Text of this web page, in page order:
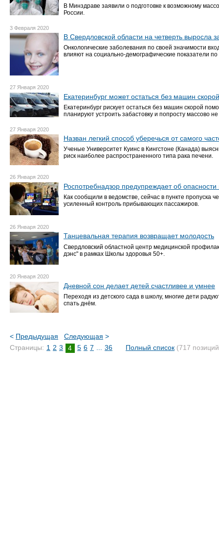
В Минздраве заявили о подготовке к возможному
России.
3 Февраля 2020
В Свердловской области на четверть выросла
Онкологические заболевания по своей значимости
влияют на социально-демографические показатели по
27 Января 2020
Екатеринбург может остаться без машин
Екатеринбург рискует остаться без машин скорой
планируют устроить забастовку и попросту массово
27 Января 2020
Назван легкий способ уберечься от самого
Ученые Университет Куинс в Кингстоне (Канада)
риск наиболее распространенного типа рака печени.
26 Января 2020
Роспотребнадзор предупреждает об
Как сообщили в ведомстве, сейчас в пункте пропуска
усиленный контроль прибывающих пассажиров.
26 Января 2020
Танцевальная терапия возвращает молодость
Свердловский областной центр медицинской
дэнс" в рамках Школы здоровья 50+.
20 Января 2020
Дневной сон делает детей счастливее и умнее
Переходя из детского сада в школу, многие дети
спать днём.
< Предыдущая Следующая >
Страницы: 1 2 3 4 5 6 7 36 Полный список (717